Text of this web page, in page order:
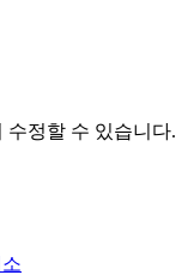
수정할 수 있습니다.